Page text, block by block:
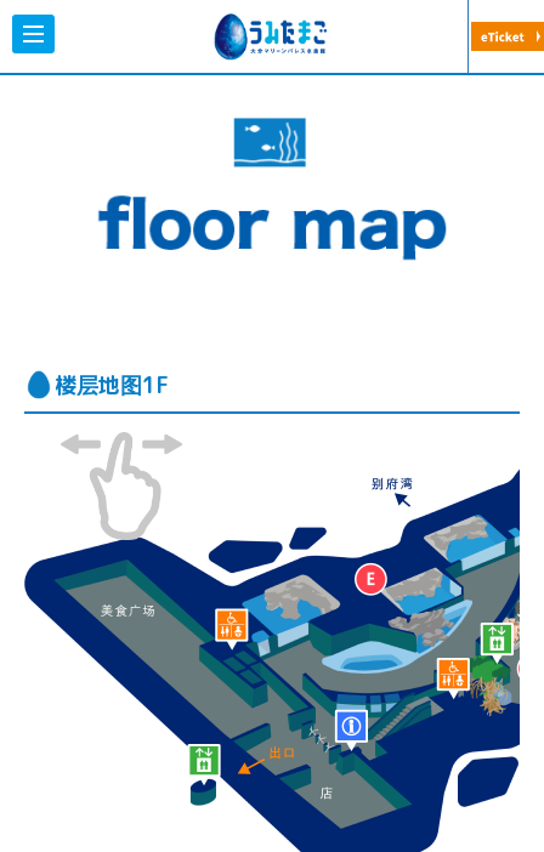
大分マリーンパレス水族館「うみた
楼层地图1F